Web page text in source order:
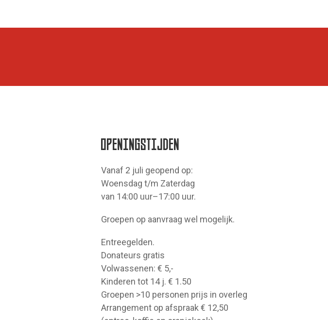
OPENINGSTIJDEN
Vanaf 2 juli geopend op:
Woensdag t/m Zaterdag
van 14:00 uur–17:00 uur.
Groepen op aanvraag wel mogelijk.
Entreegelden.
Donateurs gratis
Volwassenen: € 5,-
Kinderen tot 14 j. € 1.50
Groepen >10 personen prijs in overleg
Arrangement op afspraak € 12,50